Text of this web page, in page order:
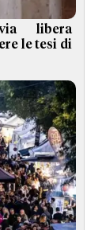
libera
le tesi di